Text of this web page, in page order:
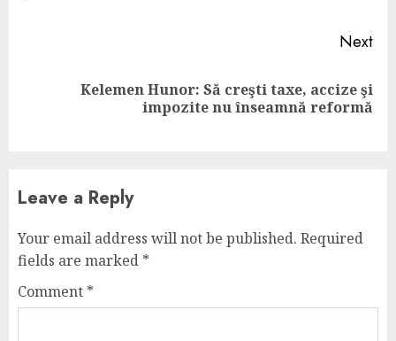
Next
Kelemen Hunor: Să creşti taxe, accize şi
impozite nu înseamnă reformă
Leave a Reply
Your email address will not be published. Required
fields are marked *
Comment *